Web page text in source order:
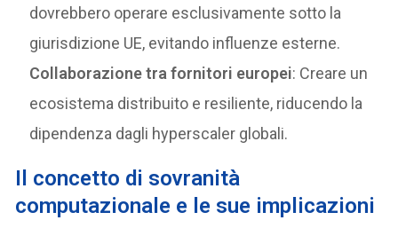
dovrebbero operare esclusivamente sotto la
giurisdizione UE, evitando influenze esterne.
Collaborazione tra fornitori europei: Creare un
ecosistema distribuito e resiliente, riducendo la
dipendenza dagli hyperscaler globali.
Il concetto di sovranità
computazionale e le sue implicazioni